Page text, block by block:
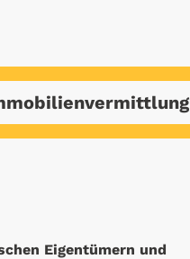
Eigentümern und